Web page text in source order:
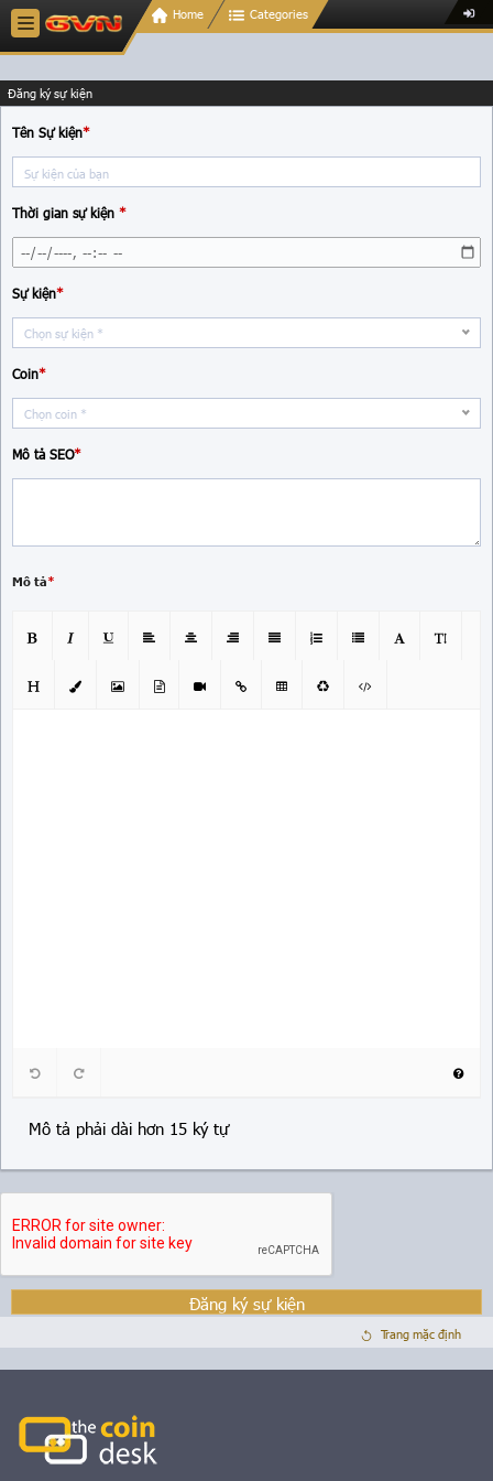
Home Categories
Đăng ký sự kiện
Tên Sự kiện*
Thời gian sự kiện *
Sự kiện*
Coin*
Mô tả SEO*
Mô tả*
Mô tả phải dài hơn 15 ký tự
Đăng ký sự kiện
Trang mặc định